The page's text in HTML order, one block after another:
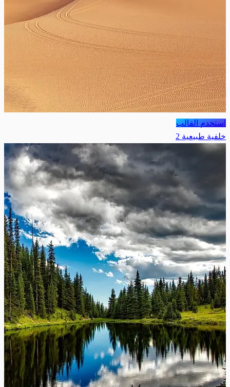
استخدم القالب
خلفية طبيعية 2